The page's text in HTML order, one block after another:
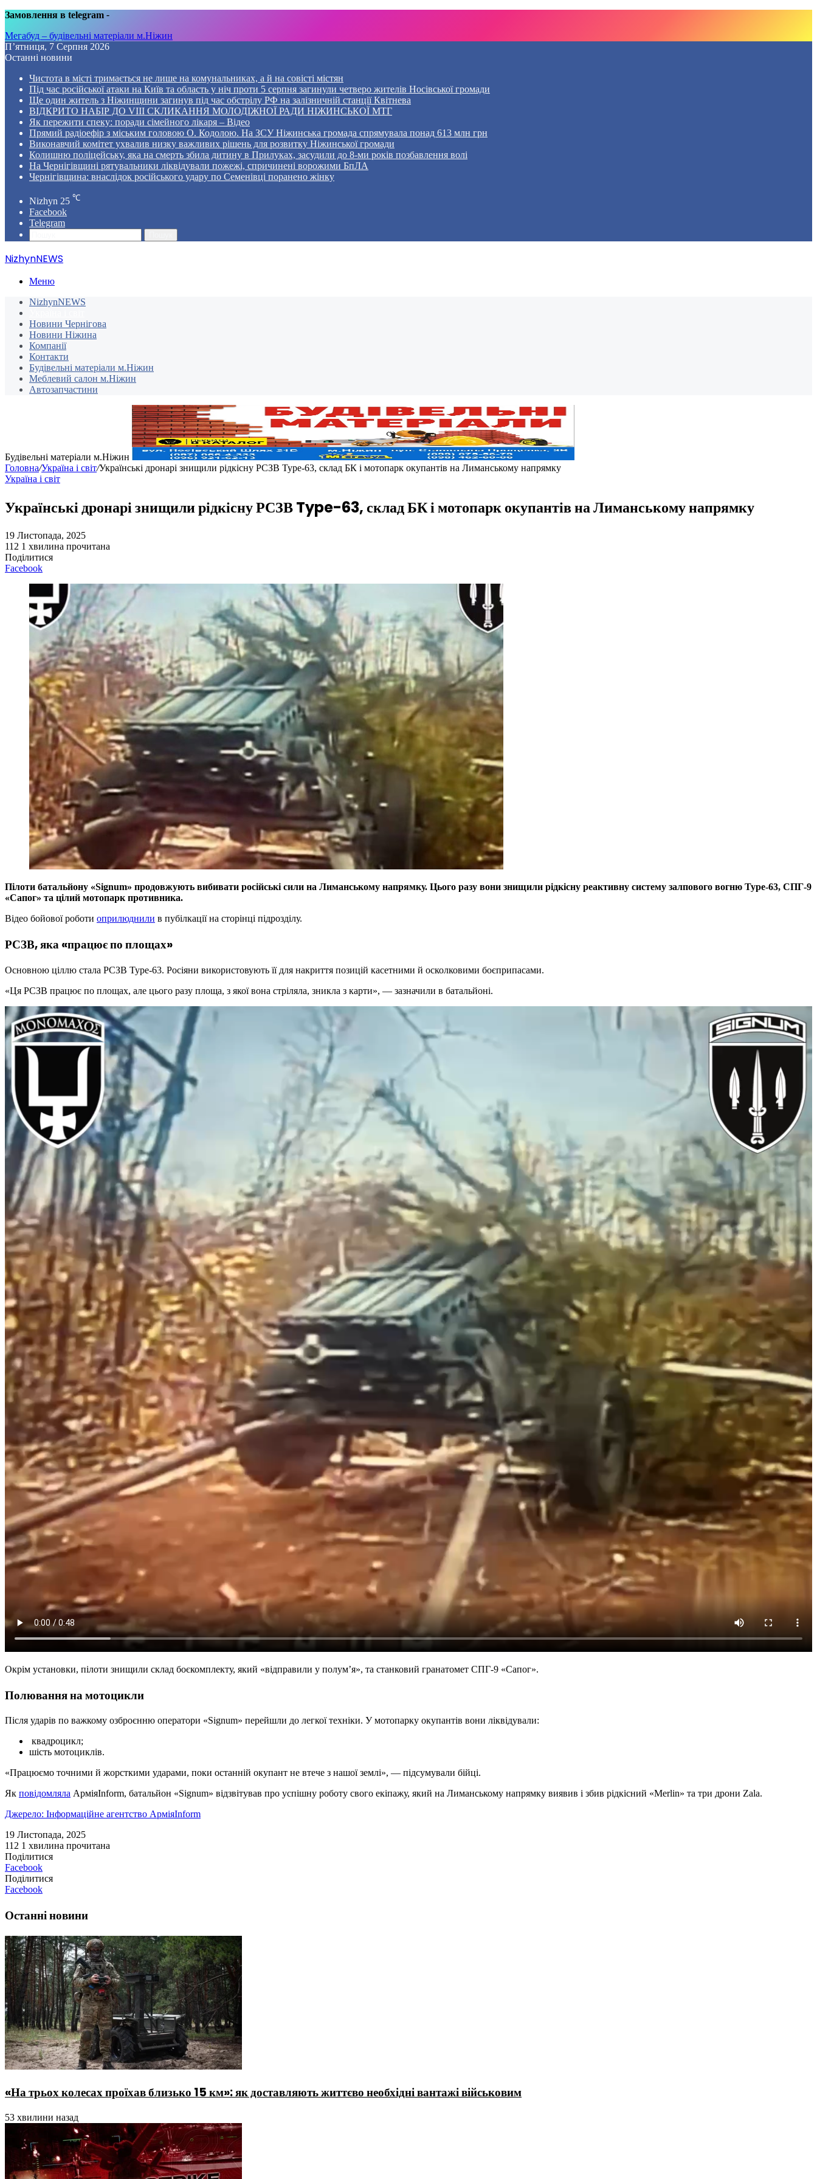
Замовлення в telegram -
Мегабуд – будівельні матеріали м.Ніжин
П’ятниця, 7 Серпня 2026
Останні новини
Чистота в місті тримається не лише на комунальниках, а й на совісті містян
Під час російської атаки на Київ та область у ніч проти 5 серпня загинули четверо жителів Носівської громади
Ще один житель з Ніжинщини загинув під час обстрілу РФ на залізничній станції Квітнева
ВІДКРИТО НАБІР ДО VIII СКЛИКАННЯ МОЛОДІЖНОЇ РАДИ НІЖИНСЬКОЇ МТГ
Як пережити спеку: поради сімейного лікаря – Відео
Прямий радіоефір з міським головою О. Кодолою. На ЗСУ Ніжинська громада спрямувала понад 613 млн грн
Виконавчий комітет ухвалив низку важливих рішень для розвитку Ніжинської громади
Колишню поліцейську, яка на смерть збила дитину в Прилуках, засудили до 8-ми років позбавлення волі
На Чернігівщині рятувальники ліквідували пожежі, спричинені ворожими БпЛА
Чернігівщина: внаслідок російського удару по Семенівці поранено жінку
Nizhyn 25 ℃
Facebook
Telegram
NizhynNEWS
Меню
NizhynNEWS
Новини Чернігова
Новини Ніжина
Компанії
Контакти
Будівельні матеріали м.Ніжин
Меблевий салон м.Ніжин
Автозапчастини
Будівельні матеріали м.Ніжин
Головна/Україна і світ/Українські дронарі знищили рідкісну РСЗВ Type-63, склад БК і мотопарк окупантів на Лиманському напрямку
Україна і світ
Українські дронарі знищили рідкісну РСЗВ Type-63, склад БК і мотопарк окупантів на Лиманському напрямку
19 Листопада, 2025
112 1 хвилина прочитана
Поділитися
Facebook
Пілоти батальйону «Signum» продовжують вибивати російські сили на Лиманському напрямку. Цього разу вони знищили рідкісну реактивну систему залпового вогню Type-63, СПГ-9
«Сапог» та цілий мотопарк противника.
Відео бойової роботи оприлюднили в пубілкації на сторінці підрозділу.
РСЗВ, яка «працює по площах»
Основною ціллю стала РСЗВ Type-63. Росіяни використовують її для накриття позицій касетними й осколковими боєприпасами.
«Ця РСЗВ працює по площах, але цього разу площа, з якої вона стріляла, зникла з карти», — зазначили в батальйоні.
Окрім установки, пілоти знищили склад боєкомплекту, який «відправили у полум’я», та станковий гранатомет СПГ-9 «Сапог».
Полювання на мотоцикли
Після ударів по важкому озброєнню оператори «Signum» перейшли до легкої техніки. У мотопарку окупантів вони ліквідували:
квадроцикл;
шість мотоциклів.
«Працюємо точними й жорсткими ударами, поки останній окупант не втече з нашої землі», — підсумували бійці.
Як повідомляла АрміяInform, батальйон «Signum» відзвітував про успішну роботу свого екіпажу, який на Лиманському напрямку виявив і збив рідкісний «Merlin» та три дрони Zala.
Джерело: Інформаційне агентство АрміяInform
19 Листопада, 2025
112 1 хвилина прочитана
Поділитися
Facebook
Поділитися
Facebook
Останні новини
«На трьох колесах проїхав близько 15 км»: як доставляють життєво необхідні вантажі військовим
53 хвилини назад